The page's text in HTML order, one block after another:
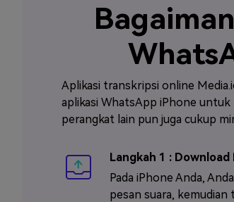
Aplikasi transkripsi online
aplikasi WhatsApp iPhone
perangkat lain pun juga cukup
Langkah 1 :
Pada iPhone Anda,
pesan suara,